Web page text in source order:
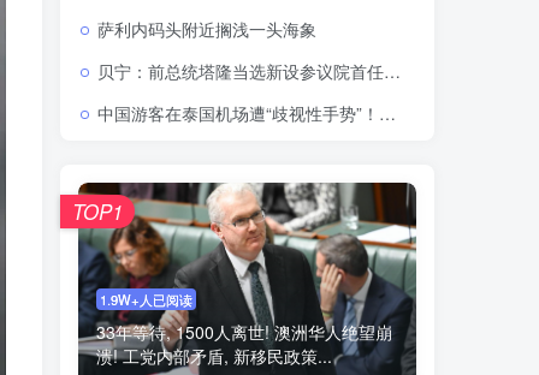
萨利内码头附近搁浅一头海象
贝宁：前总统塔隆当选新设参议院首任议长 两院制议会体系正式落地
中国游客在泰国机场遭“歧视性手势”！副部长发话：不可接受，严惩！
1.9W+人已阅读
33年等待, 1500人离世! 澳洲华人绝望崩
溃! 工党内部矛盾, 新移民政策...
TOP1